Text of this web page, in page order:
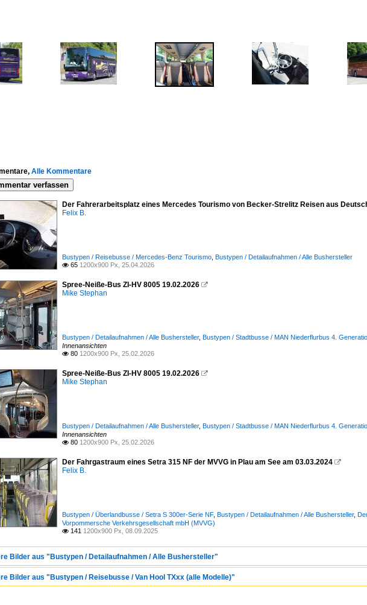
Alle Kommentare
verfassen
Der Fahrerarbeitsplatz eines Mercedes Tourismo von Becker-Strelitz Reisen aus
Felix B.
Bustypen / Reisebusse / Mercedes-Benz Tourismo Bustypen / Detailaufnahmen / Alle Bushersteller
 65 1200x900 Px, 25.04.2026
Spree-Neiße-Bus ZI-HV 8005 19.02.2026 
Mike Stephan
Bustypen / Detailaufnahmen / Alle Bushersteller, Bustypen / Stadtbusse / MAN Niederflurbus 4.
Innenansichten
 80 1200x900 Px, 25.02.2026
Spree-Neiße-Bus ZI-HV 8005 19.02.2026 
Mike Stephan
Bustypen / Detailaufnahmen / Alle Bushersteller, Bustypen / Stadtbusse / MAN Niederflurbus 4.
Innenansichten
 80 1200x900 Px, 25.02.2026
Der Fahrgastraum eines Setra 315 NF der MVVG in Plau am See am 03.03.2024 
Felix B.
Bustypen / Überlandbusse / Setra S 300er-Serie NF, Bustypen / Detailaufnahmen / Alle Bushersteller,
Vorpommersche Verkehrsgesellschaft mbH (MVVG)
 141 1200x900 Px, 08.09.2025
Bilder aus "Bustypen / Detailaufnahmen / Alle Bushersteller"
Bilder aus "Bustypen / Reisebusse / Van Hool TXxx (alle Modelle)"